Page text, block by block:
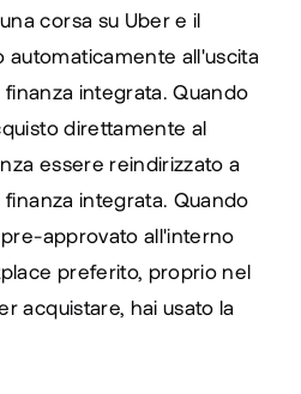
corsa su Uber e il
automaticamente all'uscita
finanza integrata. Quando
direttamente al
essere reindirizzato a
integrata. Quando
approvato all'interno
preferito, proprio nel
acquistare, hai usato la